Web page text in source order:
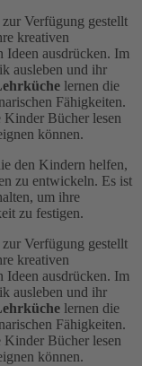
Verfügung gestellt
kreativen
Ideen ausdrücken. Im
ausleben und ihr
lernen die
Fähigkeiten.
Kinder Bücher lesen
können.
den Kindern helfen,
zu entwickeln. Es ist
um ihre
zu festigen.
Verfügung gestellt
kreativen
Ideen ausdrücken. Im
ausleben und ihr
lernen die
Fähigkeiten.
Kinder Bücher lesen
können.